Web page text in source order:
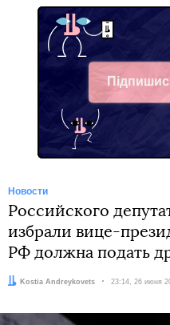
Telegram
Новости
Российского
избрали вице-
РФ должна подать
Автор:Kostia Andreykovets Дата:
23:14, 26 июня